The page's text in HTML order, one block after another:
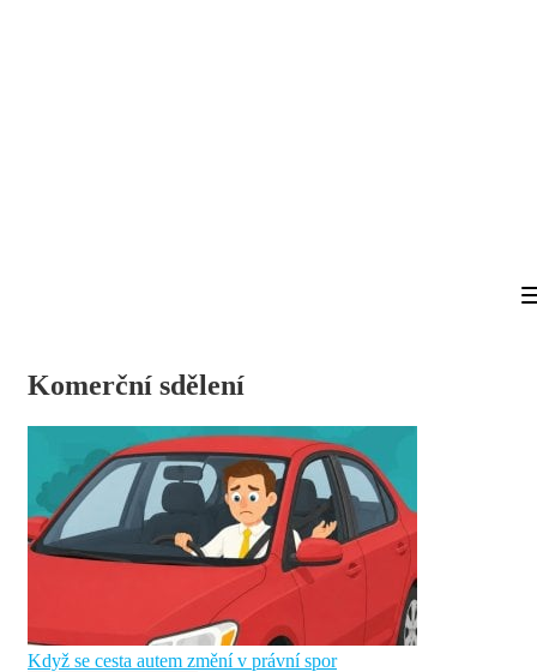
Komerční sdělení
Když se cesta autem změní v právní spor